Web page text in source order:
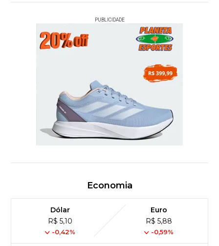
PUBLICIDADE
Economia
Dólar
R$ 5,10
-0,42%
Euro
R$ 5,88
-0,59%